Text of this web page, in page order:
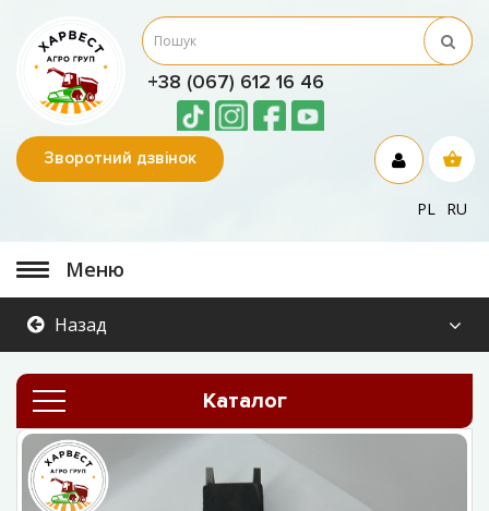
+38 (067) 612 16 46
Зворотний дзвінок
PL RU
Меню
Назад
Каталог